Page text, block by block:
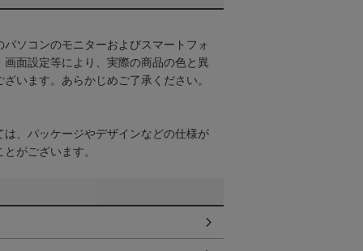
ソコンのモニターおよびスマートフォ
画面設定等により、実際の商品の色と異
います。あらかじめご了承ください。
は、パッケージやデザインなどの仕様が
がございます。